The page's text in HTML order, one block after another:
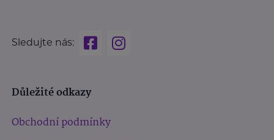
Sledujte nás:
Důležité odkazy
Obchodní podmínky